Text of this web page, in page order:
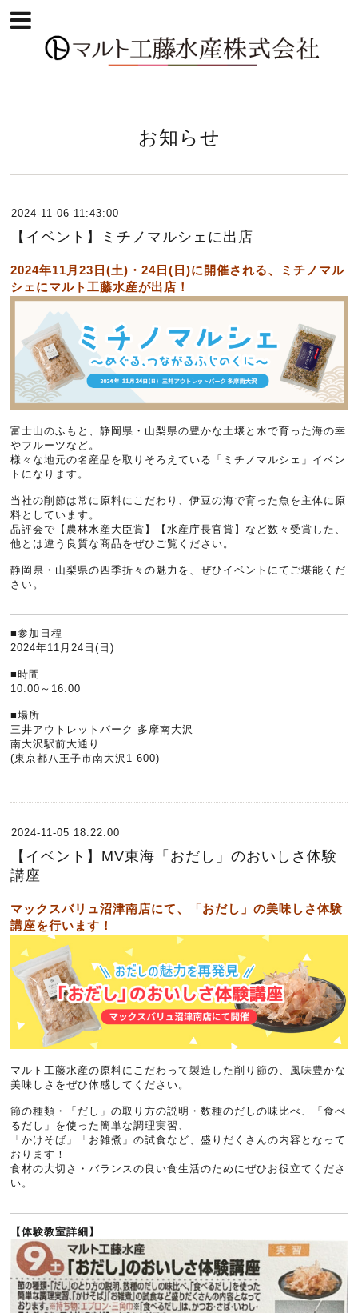
お知らせ
2024-11-06 11:43:00
【イベント】ミチノマルシェに出店
2024年11月23日(土)・24日(日)に開催される、ミチノマル
シェにマルト工藤水産が出店！
富士山のふもと、静岡県・山梨県の豊かな土壌と水で育った海の幸
やフルーツなど。
様々な地元の名産品を取りそろえている「ミチノマルシェ」イベン
トになります。
当社の削節は常に原料にこだわり、伊豆の海で育った魚を主体に原
料としています。
品評会で【農林水産大臣賞】【水産庁長官賞】など数々受賞した、
他とは違う良質な商品をぜひご覧ください。
静岡県・山梨県の四季折々の魅力を、ぜひイベントにてご堪能くだ
さい。
■参加日程
2024年11月24日(日)
■時間
10:00～16:00
■場所
三井アウトレットパーク 多摩南大沢
南大沢駅前大通り
(東京都八王子市南大沢1-600)
2024-11-05 18:22:00
【イベント】MV東海「おだし」のおいしさ体験
講座
マックスバリュ沼津南店にて、「おだし」の美味しさ体験
講座を行います！
マルト工藤水産の原料にこだわって製造した削り節の、風味豊かな
美味しさをぜひ体感してください。
節の種類・「だし」の取り方の説明・数種のだしの味比べ、「食べ
るだし」を使った簡単な調理実習、
「かけそば」「お雑煮」の試食など、盛りだくさんの内容となって
おります！
食材の大切さ・バランスの良い食生活のためにぜひお役立てくださ
い。
【体験教室詳細】